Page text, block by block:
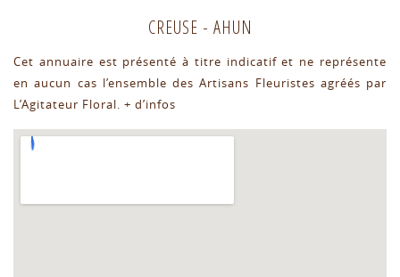
CREUSE - AHUN
Cet annuaire est présenté à titre indicatif et ne représente
en aucun cas l’ensemble des Artisans Fleuristes agréés par
L’Agitateur Floral. + d’infos